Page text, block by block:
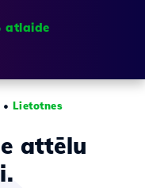
atlaide
• Lietotnes
attēlu